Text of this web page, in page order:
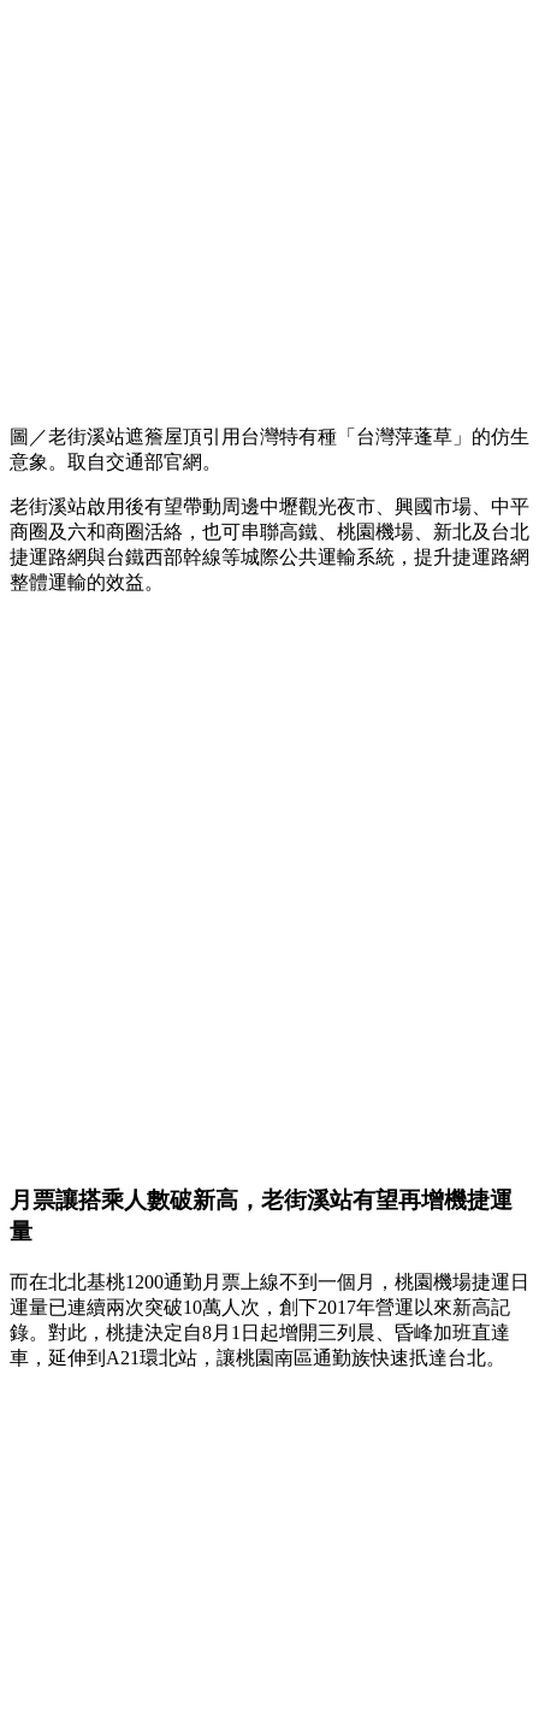
圖／老街溪站遮簷屋頂引用台灣特有種「台灣萍蓬草」的仿生
意象。取自交通部官網。
老街溪站啟用後有望帶動周邊中壢觀光夜市、興國市場、中平
商圈及六和商圈活絡，也可串聯高鐵、桃園機場、新北及台北
捷運路網與台鐵西部幹線等城際公共運輸系統，提升捷運路網
整體運輸的效益。
月票讓搭乘人數破新高，老街溪站有望再增機捷運
量
而在北北基桃1200通勤月票上線不到一個月，桃園機場捷運日
運量已連續兩次突破10萬人次，創下2017年營運以來新高記
錄。對此，桃捷決定自8月1日起增開三列晨、昏峰加班直達
車，延伸到A21環北站，讓桃園南區通勤族快速扺達台北。